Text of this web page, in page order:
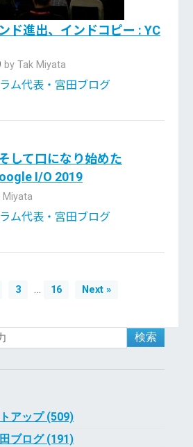
ド進出、インドコピー : YC
by Tak Miyata
ム代表・宮田ブログ
して口になり始めた
I/O 2019
Miyata
ム代表・宮田ブログ
3 … 16 Next »
検索
アップ (509)
ブログ (191)